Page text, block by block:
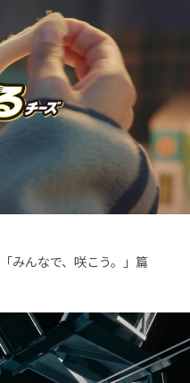
みんなで、咲こう。」篇